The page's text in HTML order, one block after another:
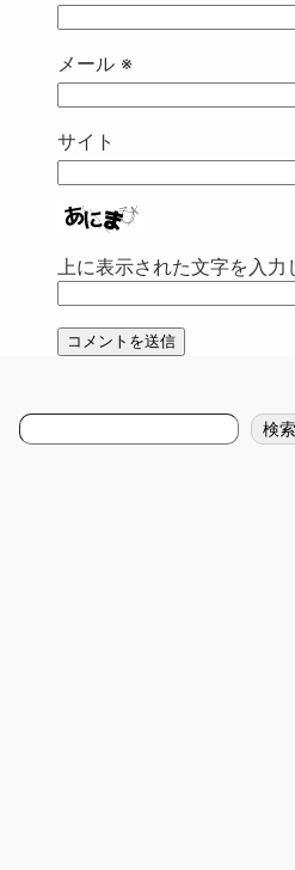
メール ※
サイト
上に表示された文字を入力
検
索
検索